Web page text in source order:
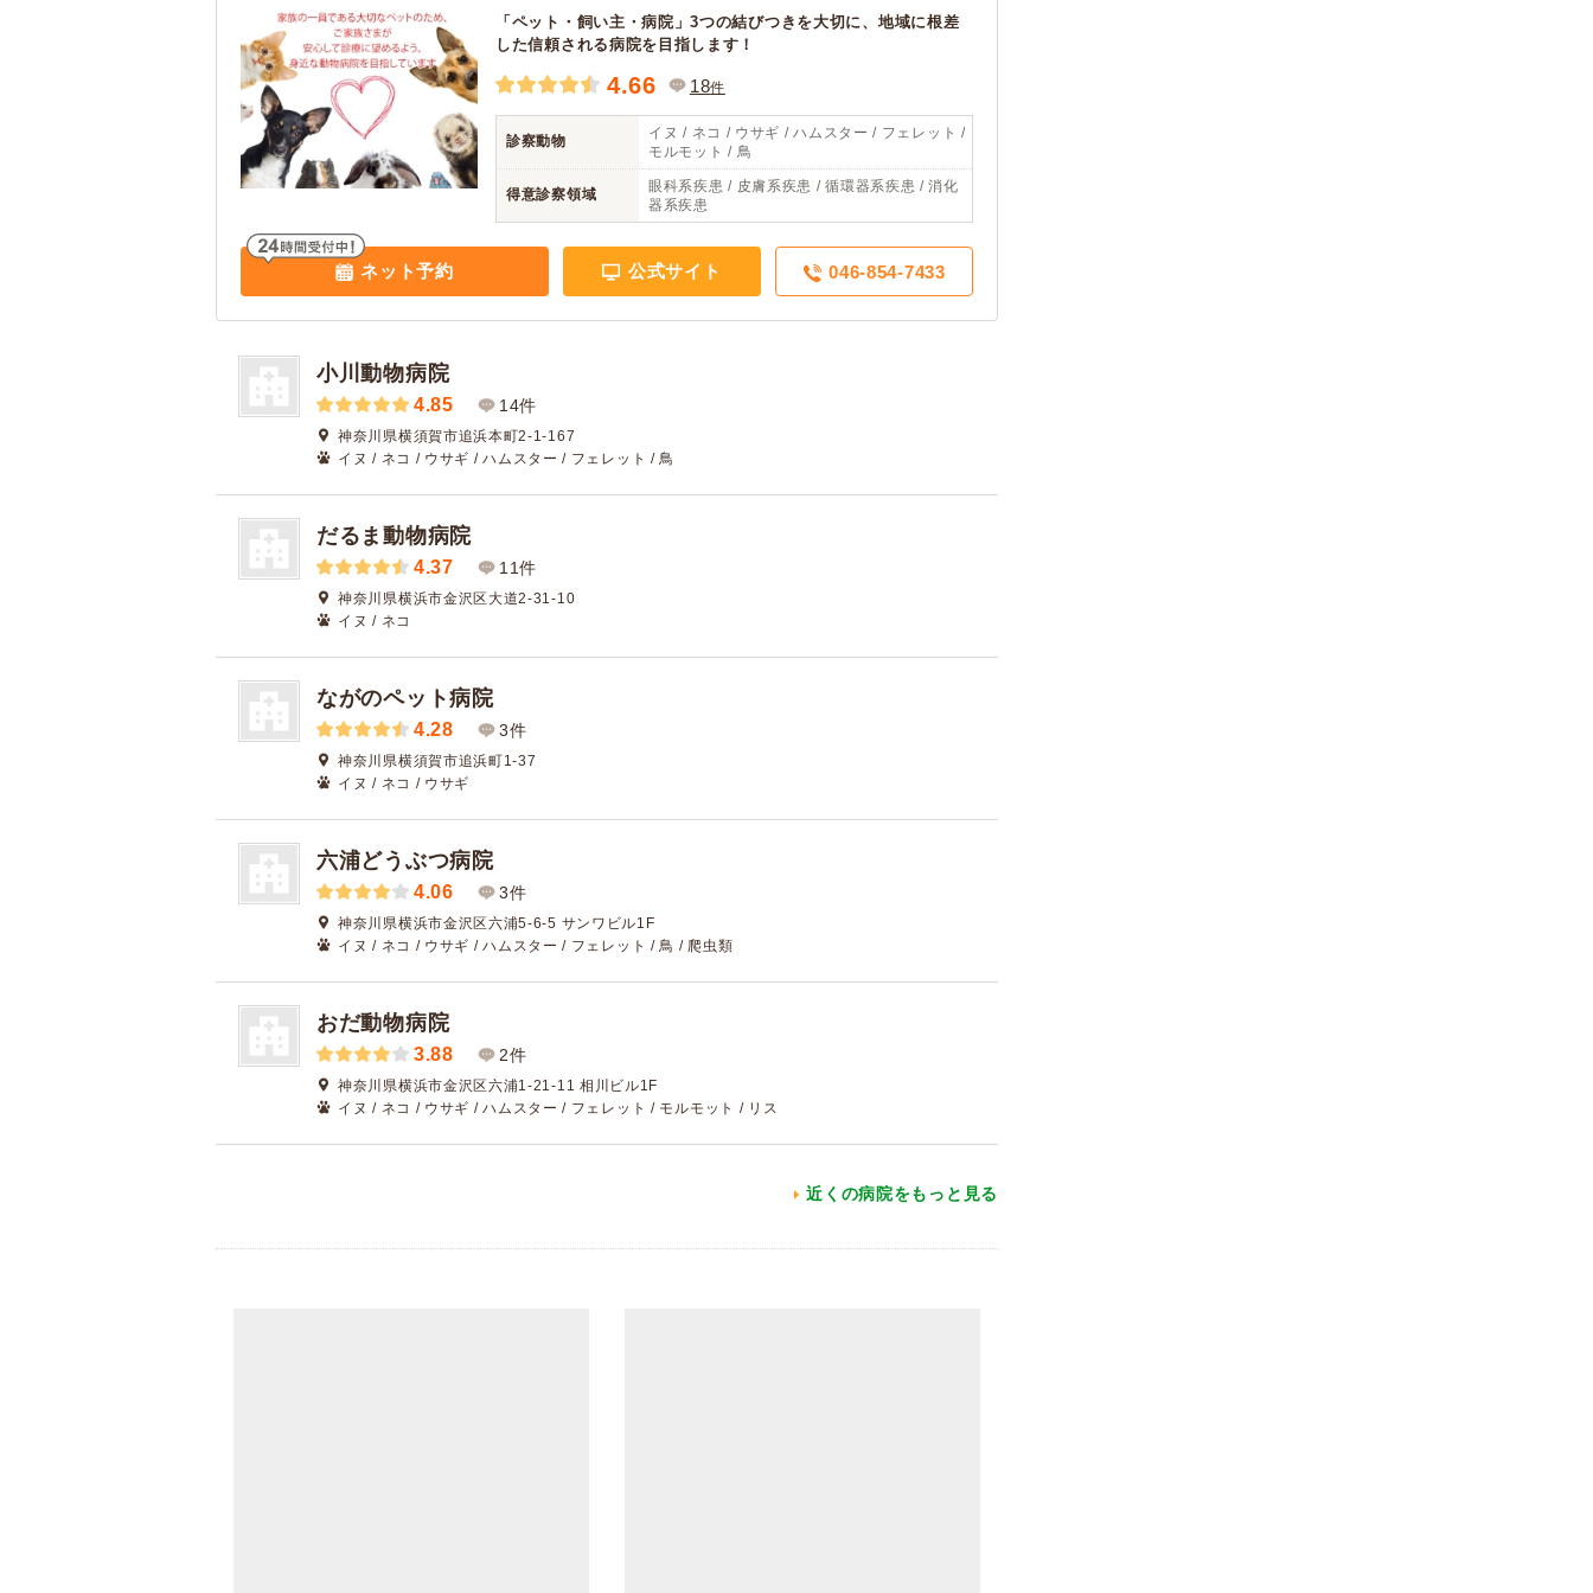
「ペット・飼い主・病院」3つの結びつきを大切に、地域に根差
した信頼される病院を目指します！
4.66 18件
診察動物
イヌ / ネコ / ウサギ / ハムスター / フェレット /
モルモット / 鳥
得意診察領域
眼科系疾患 / 皮膚系疾患 / 循環器系疾患 / 消化
器系疾患
ネット予約 公式サイト 046-854-7433
小川動物病院
4.85 14件
神奈川県横須賀市追浜本町2-1-167
イヌ / ネコ / ウサギ / ハムスター / フェレット / 鳥
だるま動物病院
4.37 11件
神奈川県横浜市金沢区大道2-31-10
イヌ / ネコ
ながのペット病院
4.28 3件
神奈川県横須賀市追浜町1-37
イヌ / ネコ / ウサギ
六浦どうぶつ病院
4.06 3件
神奈川県横浜市金沢区六浦5-6-5 サンワビル1F
イヌ / ネコ / ウサギ / ハムスター / フェレット / 鳥 / 爬虫類
おだ動物病院
3.88 2件
神奈川県横浜市金沢区六浦1-21-11 相川ビル1F
イヌ / ネコ / ウサギ / ハムスター / フェレット / モルモット / リス
近くの病院をもっと見る